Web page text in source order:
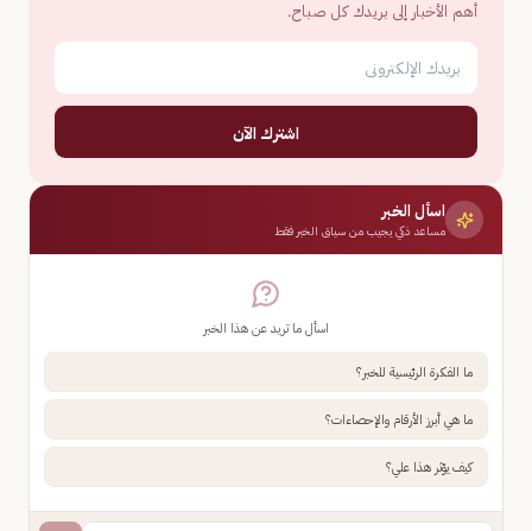
أهم الأخبار إلى بريدك كل صباح.
اشترك الآن
اسأل الخبر
مساعد ذكي يجيب من سياق الخبر فقط
اسأل ما تريد عن هذا الخبر
ما الفكرة الرئيسية للخبر؟
ما هي أبرز الأرقام والإحصاءات؟
كيف يؤثر هذا علي؟